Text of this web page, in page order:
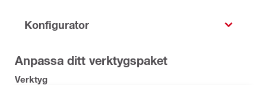
Konfigurator
Anpassa ditt verktygspaket
Verktyg